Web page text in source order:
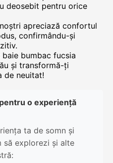
deosebit pentru orice
apreciază confortul
confirmându-și
bumbac fucsia
și transformă-ți
de neuitat!
o experiență
ta de somn și
explorezi și alte